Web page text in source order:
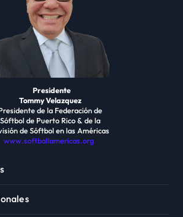
Presidente
Tommy Velazquez
de la Federación de
Sóftbol de Puerto Rico & de la
de Sóftbol en las Américas
www.softballamericas.org